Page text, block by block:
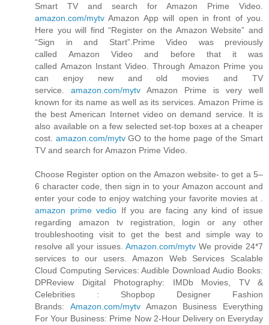
Smart TV and search for Amazon Prime Video.
amazon.com/mytv Amazon App will open in front of you.
Here you will find “Register on the Amazon Website” and
“Sign in and Start”.Prime Video was previously
called Amazon Video and before that it was
called Amazon Instant Video. Through Amazon Prime you
can enjoy new and old movies and TV
service. amazon.com/mytv Amazon Prime is very well
known for its name as well as its services. Amazon Prime is
the best American Internet video on demand service. It is
also available on a few selected set-top boxes at a cheaper
cost. amazon.com/mytvGO to the home page of the Smart
TV and search for Amazon Prime Video.
Choose Register option on the Amazon website- to get a 5–
6 character code, then sign in to your Amazon account and
enter your code to enjoy watching your favorite movies at .
amazon prime vedio If you are facing any kind of issue
regarding amazon tv registration, login or any other
troubleshooting visit to get the best and simple way to
resolve all your issues. Amazon.com/mytv We provide 24*7
services to our users. Amazon Web Services Scalable
Cloud Computing Services: Audible Download Audio Books:
DPReview Digital Photography: IMDb Movies, TV &
Celebrities : Shopbop Designer Fashion
Brands: Amazon.com/mytvAmazon Business Everything
For Your Business: Prime Now 2-Hour Delivery on Everyday